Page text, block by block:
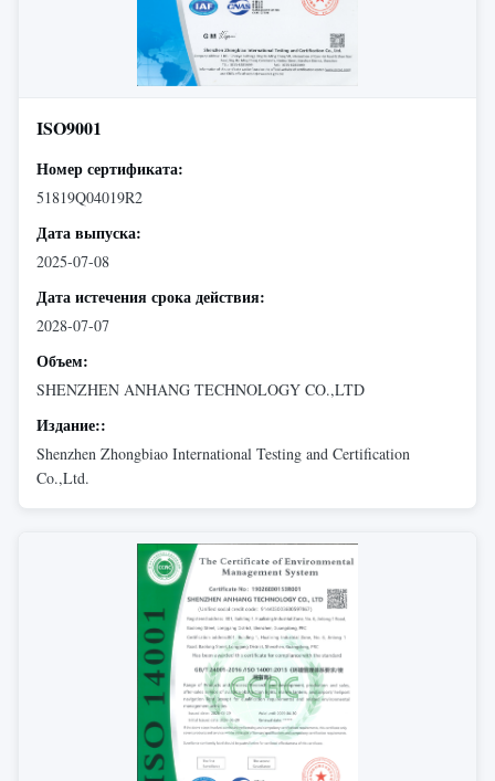
ISO9001
Номер сертификата:
51819Q04019R2
Дата выпуска:
2025-07-08
Дата истечения срока действия:
2028-07-07
Объем:
SHENZHEN ANHANG TECHNOLOGY CO.,LTD
Издание::
Shenzhen Zhongbiao International Testing and Certification
Co.,Ltd.